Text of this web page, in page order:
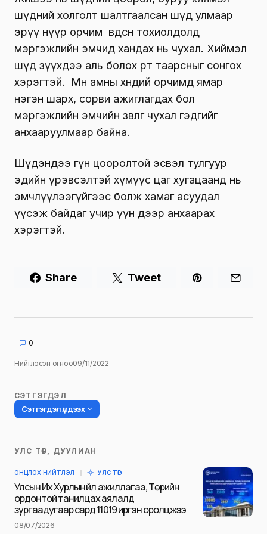
шүдний холголт шалтгаалсан шүд улмаар
эрүү нүүр орчим өвдсөн тохиолдолд
мэргэжлийн эмчид хандах нь чухал. Хиймэл
шүд зүүхдээ аль болох өөрт таарсныг сонгох
хэрэгтэй. Мөн амны хөндий орчимд ямар
нэгэн шарх, сорви ажиглагдах бол
мэргэжлийн эмчийн зөвлөгөө чухал гэдгийг
анхааруулмаар байна.
Шүдэндээ гүн цооролтой эсвэл тулгуур
эдийн үрэвсэлтэй хүмүүс цаг хугацаанд нь
эмчлүүлээгүйгээс болж хамаг асуудал
үүсэж байдаг учир үүн дээр анхаарах
хэрэгтэй.
Share Tweet
0
Нийтлэсэн огноо09/11/2022
СЭТГЭГДЭЛ
Сэтгэгдэл үлдээх
Таны имэйл хаягийг нийтлэхгүй.
тэмдэглэсэн
Name
УЛС ТӨР, ДУУЛИАН
ОНЦЛОХ НИЙТЛЭЛ УЛС ТӨР
Улсын Их Хурлын үйл ажиллагаа, Төрийн
ордонтой танилцах аялалд
зургаадугаар сард 11019 иргэн оролцжээ
08/07/2026